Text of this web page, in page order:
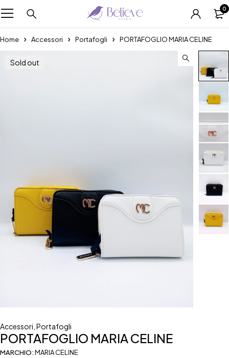
0
Home Accessori Portafogli PORTAFOGLIO MARIA CELINE
Sold out
Accessori Portafogli
PORTAFOGLIO MARIA CELINE
MARCHIO:MARIA CELINE